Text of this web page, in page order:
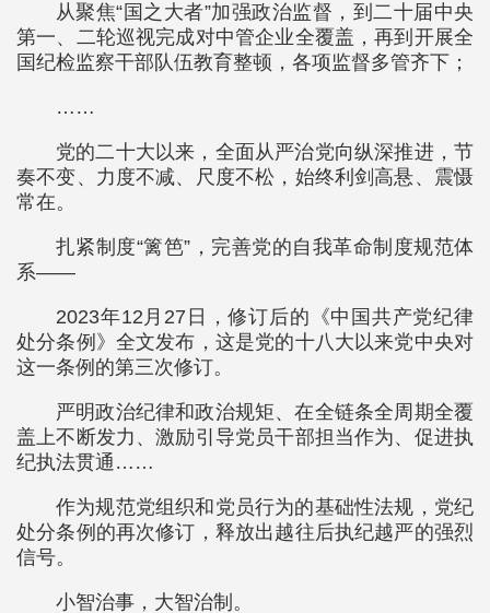
从聚焦“国之大者”加强政治监督，到二十届中央
第一、二轮巡视完成对中管企业全覆盖，再到开展全
国纪检监察干部队伍教育整顿，各项监督多管齐下；
……
党的二十大以来，全面从严治党向纵深推进，节
奏不变、力度不减、尺度不松，始终利剑高悬、震慑
常在。
扎紧制度“篱笆”，完善党的自我革命制度规范体
系——
2023年12月27日，修订后的《中国共产党纪律
处分条例》全文发布，这是党的十八大以来党中央对
这一条例的第三次修订。
严明政治纪律和政治规矩、在全链条全周期全覆
盖上不断发力、激励引导党员干部担当作为、促进执
纪执法贯通……
作为规范党组织和党员行为的基础性法规，党纪
处分条例的再次修订，释放出越往后执纪越严的强烈
信号。
小智治事，大智治制。